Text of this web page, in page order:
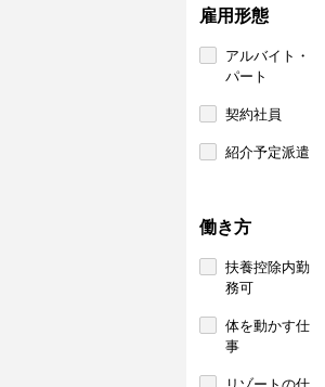
雇用形態
アルバイト・
パート
契約社員
紹介予定派遣
働き方
扶養控除内勤
務可
体を動かす仕
事